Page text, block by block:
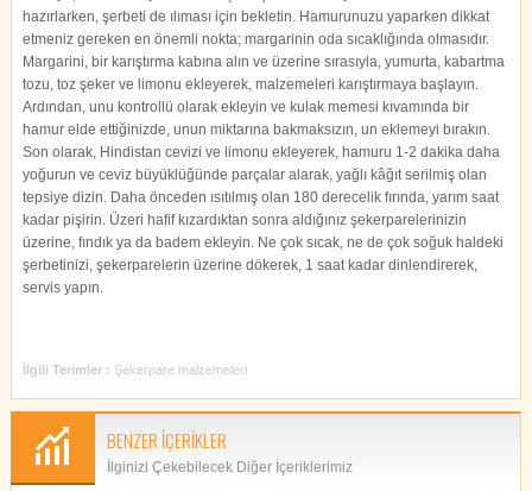
hazırlarken, şerbeti de ılıması için bekletin. Hamurunuzu yaparken dikkat
etmeniz gereken en önemli nokta; margarinin oda sıcaklığında olmasıdır.
Margarini, bir karıştırma kabına alın ve üzerine sırasıyla, yumurta, kabartma
tozu, toz şeker ve limonu ekleyerek, malzemeleri karıştırmaya başlayın.
Ardından, unu kontrollü olarak ekleyin ve kulak memesi kıvamında bir
hamur elde ettiğinizde, unun miktarına bakmaksızın, un eklemeyi bırakın.
Son olarak, Hindistan cevizi ve limonu ekleyerek, hamuru 1-2 dakika daha
yoğurun ve ceviz büyüklüğünde parçalar alarak, yağlı kâğıt serilmiş olan
tepsiye dizin. Daha önceden ısıtılmış olan 180 derecelik fırında, yarım saat
kadar pişirin. Üzeri hafif kızardıktan sonra aldığınız şekerparelerinizin
üzerine, fındık ya da badem ekleyin. Ne çok sıcak, ne de çok soğuk haldeki
şerbetinizi, şekerparelerin üzerine dökerek, 1 saat kadar dinlendirerek,
servis yapın.
İlgili Terimler : Şekerpare malzemeleri
BENZER İÇERİKLER
İlginizi Çekebilecek Diğer İçeriklerimiz